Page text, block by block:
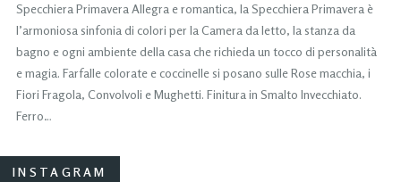
Specchiera Primavera Allegra e romantica, la Specchiera Primavera è
l’armoniosa sinfonia di colori per la Camera da letto, la stanza da
bagno e ogni ambiente della casa che richieda un tocco di personalità
e magia. Farfalle colorate e coccinelle si posano sulle Rose macchia, i
Fiori Fragola, Convolvoli e Mughetti. Finitura in Smalto Invecchiato.
Ferro…
INSTAGRAM